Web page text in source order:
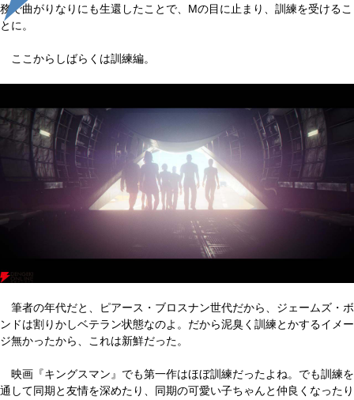
務で曲がりなりにも生還したことで、Mの目に止まり、訓練を受けるこ
とに。
ここからしばらくは訓練編。
筆者の年代だと、ピアース・ブロスナン世代だから、ジェームズ・ボ
ンドは割りかしベテラン状態なのよ。だから泥臭く訓練とかするイメー
ジ無かったから、これは新鮮だった。
映画『キングスマン』でも第一作はほぼ訓練だったよね。でも訓練を
通して同期と友情を深めたり、同期の可愛い子ちゃんと仲良くなったり